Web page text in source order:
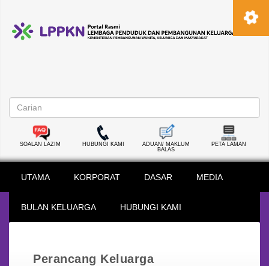
SOALAN LAZIM HUBUNGI KAMI
ADUAN/ MAKLUM
BALAS
PETA LAMAN
UTAMA KORPORAT DASAR MEDIA
BULAN KELUARGA HUBUNGI KAMI
Perancang Keluarga